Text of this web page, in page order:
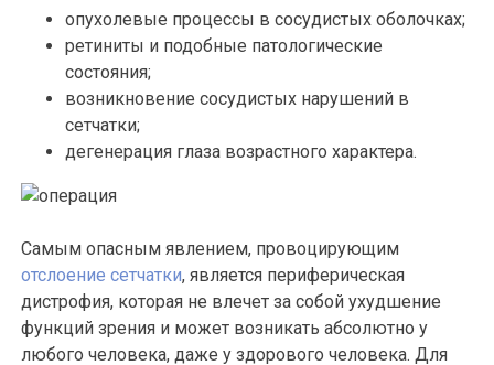
опухолевые процессы в сосудистых оболочках;
ретиниты и подобные патологические
состояния;
возникновение сосудистых нарушений в
сетчатки;
дегенерация глаза возрастного характера.
Самым опасным явлением, провоцирующим
отслоение сетчатки, является периферическая
дистрофия, которая не влечет за собой ухудшение
функций зрения и может возникать абсолютно у
любого человека, даже у здорового человека. Для